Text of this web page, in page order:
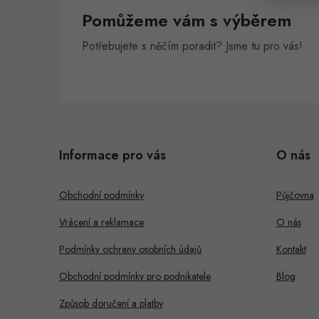
Pomůžeme vám s výběrem
Potřebujete s něčím poradit? Jsme tu pro vás!
Informace pro vás
Obchodní podmínky
Vrácení a reklamace
Podmínky ochrany osobních údajů
Obchodní podmínky pro podnikatele
Způsob doručení a platby
O nás
Půjčovna
O nás
Kontakt
Blog